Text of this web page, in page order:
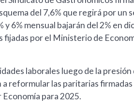
del 7,6% que regirá por un
6% mensual bajarán del 2% en
fijadas por el Ministerio de
laborales luego de la
reformular las paritarias firmadas
para 2025.